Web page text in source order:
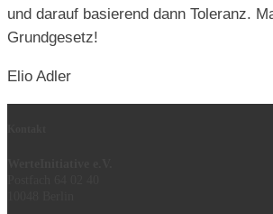
und darauf basierend dann Toleranz.
Grundgesetz!
Elio Adler